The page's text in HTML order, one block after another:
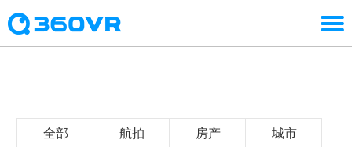
全部 航拍 房产 城市